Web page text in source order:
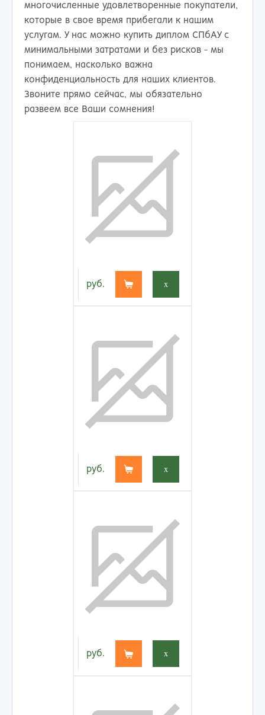
многочисленные удовлетворенные покупатели,
которые в свое время прибегали к нашим
услугам. У нас можно купить диплом СПбАУ с
минимальными затратами и без рисков - мы
понимаем, насколько важна
конфиденциальность для наших клиентов.
Звоните прямо сейчас, мы обязательно
развеем все Ваши сомнения!
руб. x
руб. x
руб. x